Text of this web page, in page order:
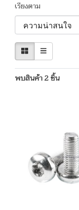
เรียงตาม
พบสินค้า 2 ชิ้น